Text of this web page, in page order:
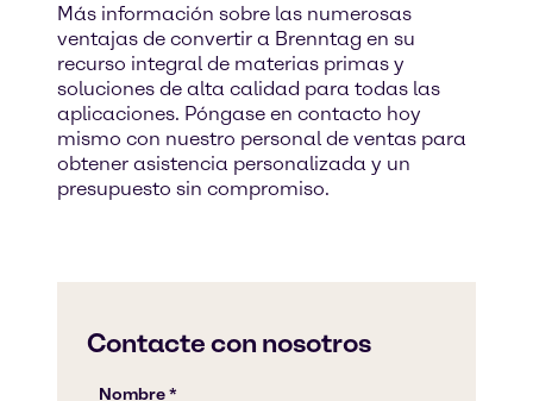
Más información sobre las numerosas
ventajas de convertir a Brenntag en su
recurso integral de materias primas y
soluciones de alta calidad para todas las
aplicaciones. Póngase en contacto hoy
mismo con nuestro personal de ventas para
obtener asistencia personalizada y un
presupuesto sin compromiso.